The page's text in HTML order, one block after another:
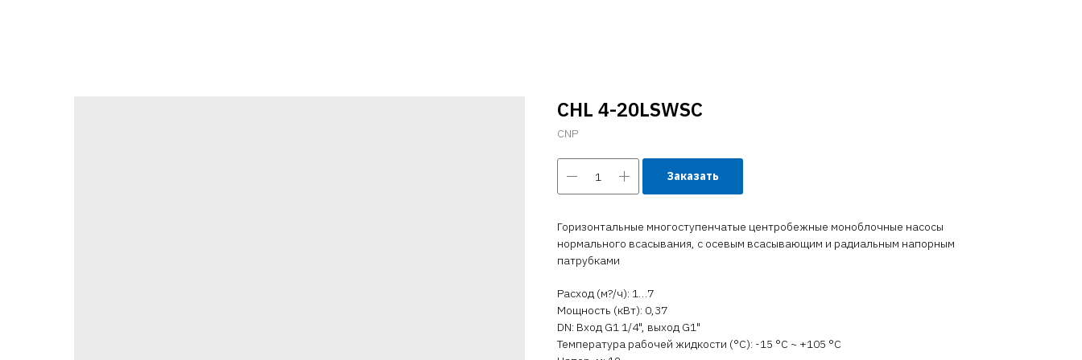
CHL 4-20LSWSC
CNP
Заказать
Горизонтальные многоступенчатые центробежные моноблочные насосы
нормального всасывания, с осевым всасывающим и радиальным напорным
патрубками
Расход (м?/ч): 1…7
Мощность (кВт): 0,37
DN: Вход G1 1/4", выход G1"
Температура рабочей жидкости (°C): -15 °С ~ +105 °С